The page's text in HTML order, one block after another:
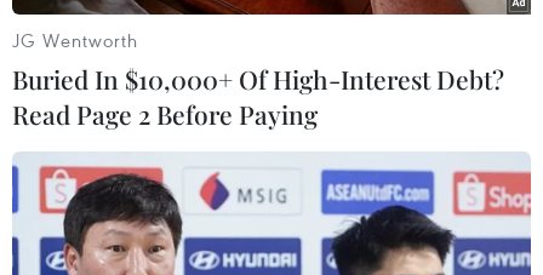
JG Wentworth
Buried In $10,000+ Of High-Interest Debt?
Read Page 2 Before Paying